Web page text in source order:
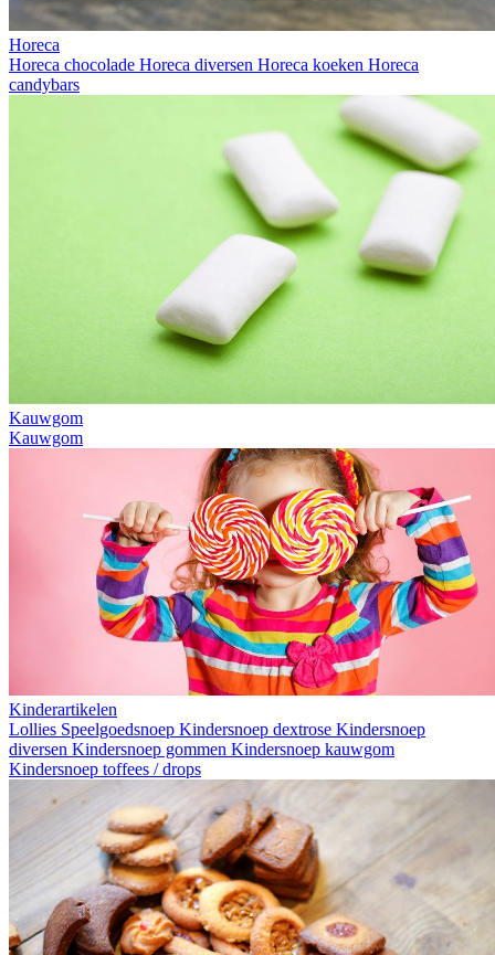
Horeca
Horeca chocolade Horeca diversen Horeca koeken Horeca
candybars
Kauwgom
Kauwgom
Kinderartikelen
Lollies Speelgoedsnoep Kindersnoep dextrose Kindersnoep
diversen Kindersnoep gommen Kindersnoep kauwgom
Kindersnoep toffees / drops